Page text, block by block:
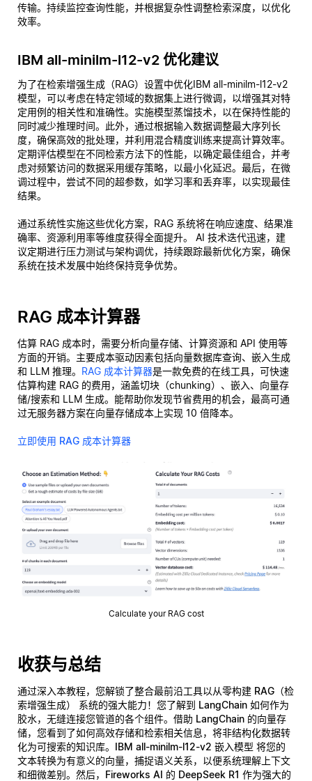
传输。持续监控查询性能，并根据复杂性调整检索深度，以优化
效率。
IBM all-minilm-l12-v2 优化建议
为了在检索增强生成（RAG）设置中优化IBM all-minilm-l12-v2
模型，可以考虑在特定领域的数据集上进行微调，以增强其对特
定用例的相关性和准确性。实施模型蒸馏技术，以在保持性能的
同时减少推理时间。此外，通过根据输入数据调整最大序列长
度，确保高效的批处理，并利用混合精度训练来提高计算效率。
定期评估模型在不同检索方法下的性能，以确定最佳组合，并考
虑对频繁访问的数据采用缓存策略，以最小化延迟。最后，在微
调过程中，尝试不同的超参数，如学习率和丢弃率，以实现最佳
结果。
通过系统性实施这些优化方案，RAG 系统将在响应速度、结果准
确率、资源利用率等维度获得全面提升。 AI 技术迭代迅速，建
议定期进行压力测试与架构调优，持续跟踪最新优化方案，确保
系统在技术发展中始终保持竞争优势。
RAG 成本计算器
估算 RAG 成本时，需要分析向量存储、计算资源和 API 使用等
方面的开销。主要成本驱动因素包括向量数据库查询、嵌入生成
和 LLM 推理。 RAG 成本计算器是一款免费的在线工具，可快速
估算构建 RAG 的费用，涵盖切块（chunking）、嵌入、向量存
储/搜索和 LLM 生成。能帮助你发现节省费用的机会，最高可通
过无服务器方案在向量存储成本上实现 10 倍降本。
立即使用 RAG 成本计算器
Calculate your RAG cost
收获与总结
通过深入本教程，您解锁了整合最前沿工具以从零构建 RAG（检
索增强生成）
系统的强大能力！您了解到 LangChain 如何作为
胶水，无缝连接您管道的各个组件。借助 LangChain 的向量存
储，您看到了如何高效存储和检索相关信息，将非结构化数据转
化为可搜索的知识库。 IBM all-minilm-l12-v2 嵌入模型 将您的
文本转换为有意义的向量，捕捉语义关系，以便系统理解上下文
和细微差别。然后， Fireworks AI 的 DeepSeek R1 作为强大的